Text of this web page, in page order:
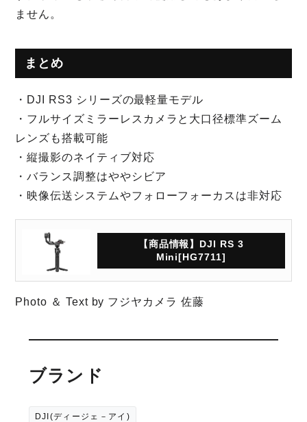
ません。
まとめ
・DJI RS3 シリーズの最軽量モデル
・フルサイズミラーレスカメラと大口径標準ズーム
レンズも搭載可能
・縦撮影のネイティブ対応
・バランス調整はややシビア
・映像伝送システムやフォローフォーカスは非対応
【商品情報】DJI RS 3
Mini[HG7711]
Photo ＆ Text by フジヤカメラ 佐藤
ブランド
DJI(ディージェ－アイ)